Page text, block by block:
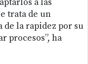
a las
trata de un
la rapidez por su
procesos”, ha